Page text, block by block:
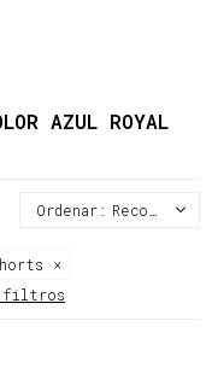
AZUL ROYAL
Recomendados
filtros